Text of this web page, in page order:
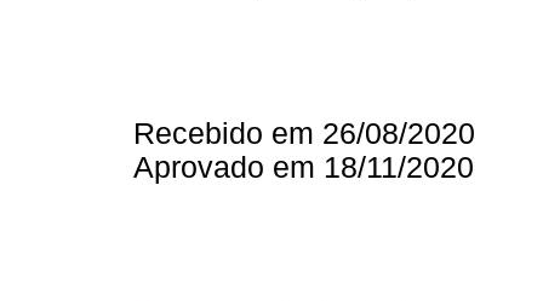
Recebido em 26/08/2020
Aprovado em 18/11/2020